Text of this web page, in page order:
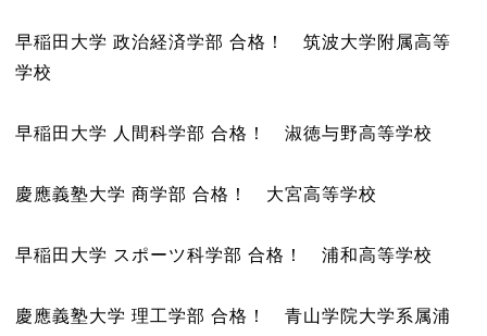
早稲田大学 政治経済学部 合格！ 筑波大学附属高等
学校
早稲田大学 人間科学部 合格！ 淑徳与野高等学校
慶應義塾大学 商学部 合格！ 大宮高等学校
早稲田大学 スポーツ科学部 合格！ 浦和高等学校
慶應義塾大学 理工学部 合格！ 青山学院大学系属浦